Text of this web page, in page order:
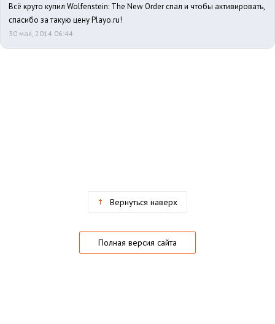
Всё круто купил Wolfenstein: The New Order спал и чтобы активировать,
спасибо за такую цену Playo.ru!
30 мая, 2014 06:44
Вернуться наверх
Полная версия сайта